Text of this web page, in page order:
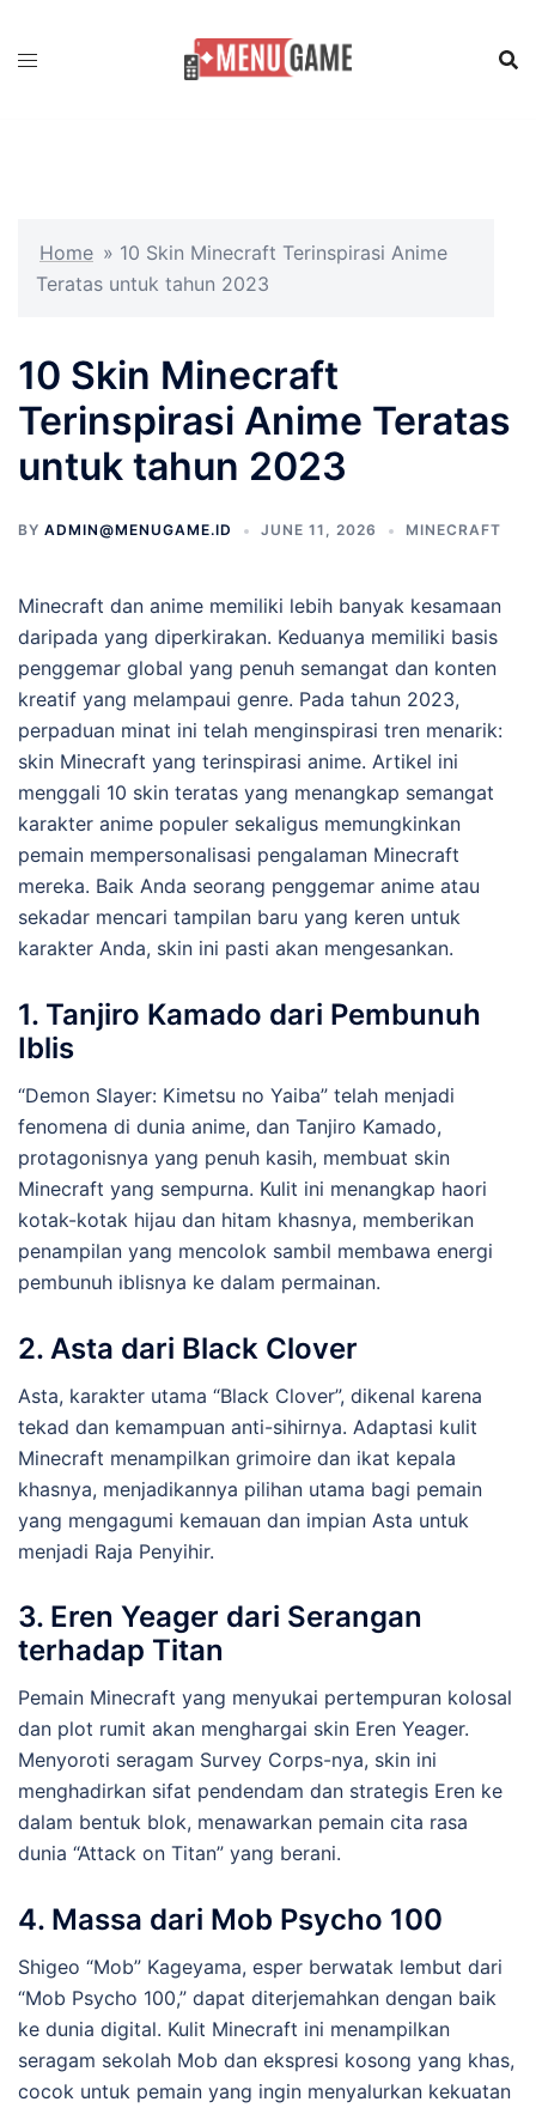
Home » 10 Skin Minecraft Terinspirasi Anime
Teratas untuk tahun 2023
10 Skin Minecraft
Terinspirasi Anime Teratas
untuk tahun 2023
BY ADMIN@MENUGAME.ID JUNE 11, 2026 MINECRAFT
Minecraft dan anime memiliki lebih banyak kesamaan
daripada yang diperkirakan. Keduanya memiliki basis
penggemar global yang penuh semangat dan konten
kreatif yang melampaui genre. Pada tahun 2023,
perpaduan minat ini telah menginspirasi tren menarik:
skin Minecraft yang terinspirasi anime. Artikel ini
menggali 10 skin teratas yang menangkap semangat
karakter anime populer sekaligus memungkinkan
pemain mempersonalisasi pengalaman Minecraft
mereka. Baik Anda seorang penggemar anime atau
sekadar mencari tampilan baru yang keren untuk
karakter Anda, skin ini pasti akan mengesankan.
1. Tanjiro Kamado dari Pembunuh
Iblis
“Demon Slayer: Kimetsu no Yaiba” telah menjadi
fenomena di dunia anime, dan Tanjiro Kamado,
protagonisnya yang penuh kasih, membuat skin
Minecraft yang sempurna. Kulit ini menangkap haori
kotak-kotak hijau dan hitam khasnya, memberikan
penampilan yang mencolok sambil membawa energi
pembunuh iblisnya ke dalam permainan.
2. Asta dari Black Clover
Asta, karakter utama “Black Clover”, dikenal karena
tekad dan kemampuan anti-sihirnya. Adaptasi kulit
Minecraft menampilkan grimoire dan ikat kepala
khasnya, menjadikannya pilihan utama bagi pemain
yang mengagumi kemauan dan impian Asta untuk
menjadi Raja Penyihir.
3. Eren Yeager dari Serangan
terhadap Titan
Pemain Minecraft yang menyukai pertempuran kolosal
dan plot rumit akan menghargai skin Eren Yeager.
Menyoroti seragam Survey Corps-nya, skin ini
menghadirkan sifat pendendam dan strategis Eren ke
dalam bentuk blok, menawarkan pemain cita rasa
dunia “Attack on Titan” yang berani.
4. Massa dari Mob Psycho 100
Shigeo “Mob” Kageyama, esper berwatak lembut dari
“Mob Psycho 100,” dapat diterjemahkan dengan baik
ke dunia digital. Kulit Minecraft ini menampilkan
seragam sekolah Mob dan ekspresi kosong yang khas,
cocok untuk pemain yang ingin menyalurkan kekuatan